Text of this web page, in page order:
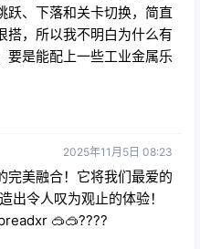
跃、下落和关卡切换，简直
搭，所以我不明白为什么有
要是能配上一些工业金属乐
2025年11月5日 08:23
完美融合！它将我们最爱的
出令人叹为观止的体验！
🥽🥽????